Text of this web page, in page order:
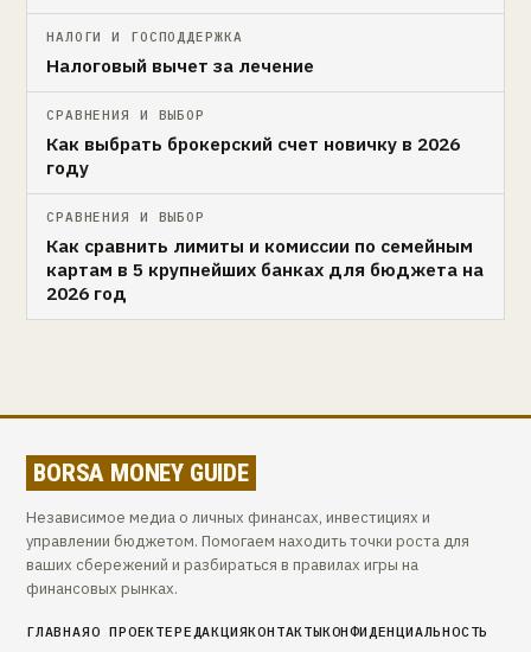
НАЛОГИ И ГОСПОДДЕРЖКА
Налоговый вычет за лечение
СРАВНЕНИЯ И ВЫБОР
Как выбрать брокерский счет новичку в 2026
году
СРАВНЕНИЯ И ВЫБОР
Как сравнить лимиты и комиссии по семейным
картам в 5 крупнейших банках для бюджета на
2026 год
BORSA MONEY GUIDE
Независимое медиа о личных финансах, инвестициях и
управлении бюджетом. Помогаем находить точки роста для
ваших сбережений и разбираться в правилах игры на
финансовых рынках.
ГЛАВНАЯО ПРОЕКТЕРЕДАКЦИЯКОНТАКТЫКОНФИДЕНЦИАЛЬНОСТЬ